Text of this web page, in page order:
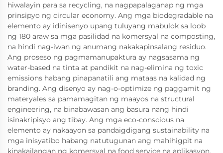
hiwalayin para sa recycling, na nagpapalaganap ng mga
prinsipyo ng circular economy. Ang mga biodegradable na
elemento ay idinisenyo upang tuluyang mabulok sa loob
ng 180 araw sa mga pasilidad na komersyal na composting,
na hindi nag-iwan ng anumang nakakapinsalang residuo.
Ang proseso ng pagmamanupaktura ay nagsasama ng
water-based na tinta at pandikit na nag-elimina ng toxic
emissions habang pinapanatili ang mataas na kalidad ng
branding. Ang disenyo ay nag-o-optimize ng paggamit ng
materyales sa pamamagitan ng maayos na structural
engineering, na binabawasan ang basura nang hindi
isinakripisyo ang tibay. Ang mga eco-conscious na
elemento ay nakaayon sa pandaigdigang sustainability na
mga inisyatibo habang natutugunan ang mahihigpit na
kinakailangan ng komersyal na food service na aplikasyon.